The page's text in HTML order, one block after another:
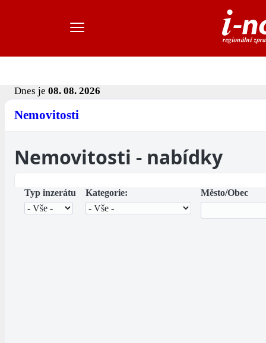
Dnes je 08. 08. 2026
Nemovitosti
Nemovitosti - nabídky
Typ inzerátu Kategorie: Město/Obec